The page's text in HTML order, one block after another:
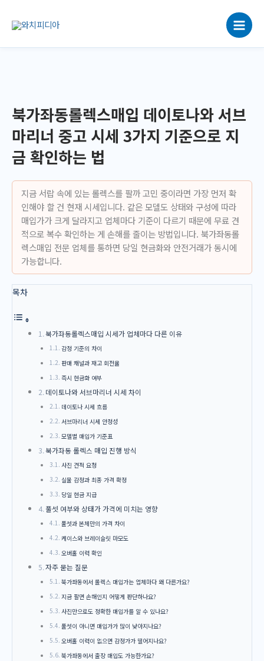
로
북가좌동롤렉스매입 데이토나와 서브
마리너 중고 시세 3가지 기준으로 지
금 확인하는 법
지금 서랍 속에 있는 롤렉스를 팔까 고민 중이라면 가장 먼저 확
인해야 할 건 현재 시세입니다. 같은 모델도 상태와 구성에 따라
매입가가 크게 달라지고 업체마다 기준이 다르기 때문에 무료 견
적으로 복수 확인하는 게 손해를 줄이는 방법입니다. 북가좌동롤
렉스매입 전문 업체를 통하면 당일 현금화와 안전거래가 동시에
가능합니다.
목차
북가좌동롤렉스매입 시세가 업체마다 다른 이유
감정 기준의 차이
판매 채널과 재고 회전율
즉시 현금화 여부
데이토나와 서브마리너 시세 차이
데이토나 시세 흐름
서브마리너 시세 안정성
모델별 매입가 기준표
북가좌동 롤렉스 매입 진행 방식
사진 견적 요청
실물 감정과 최종 가격 확정
당일 현금 지급
풀셋 여부와 상태가 가격에 미치는 영향
풀셋과 본체만의 가격 차이
케이스와 브레이슬릿 마모도
오버홀 이력 확인
자주 묻는 질문
북가좌동에서 롤렉스 매입가는 업체마다 왜 다른가요?
지금 팔면 손해인지 어떻게 판단하나요?
사진만으로도 정확한 매입가를 알 수 있나요?
풀셋이 아니면 매입가가 많이 낮아지나요?
오버홀 이력이 없으면 감정가가 떨어지나요?
북가좌동에서 출장 매입도 가능한가요?